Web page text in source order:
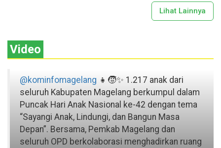
Lihat Lainnya
Video
@kominfomagelang 👧🧒✨ 1.217 anak dari
seluruh Kabupaten Magelang berkumpul dalam
Puncak Hari Anak Nasional ke-42 dengan tema
“Sayangi Anak, Lindungi, dan Bangun Masa
Depan”. Bersama, Pemkab Magelang dan
seluruh OPD berkolaborasi menghadirkan ruang